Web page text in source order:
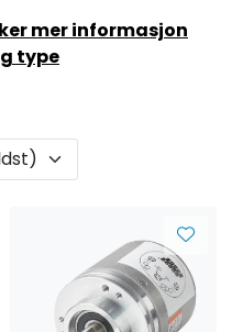
mer informasjon
type